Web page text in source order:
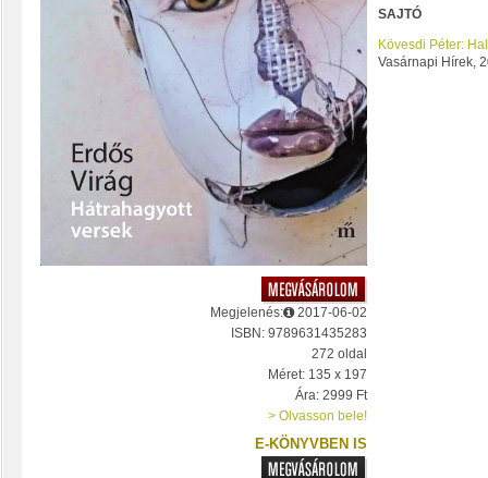
Megjelenés:
2017-06-02
ISBN: 9789631435283
272 oldal
Méret: 135 x 197
Ára: 2999 Ft
> Olvasson bele!
E-KÖNYVBEN IS
SAJTÓ
Kövesdi Péter:
Vasárnapi Hírek,